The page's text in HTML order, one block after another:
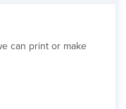
can print or make